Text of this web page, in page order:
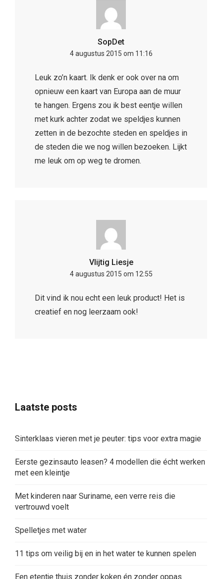
SopDet
4 augustus 2015 om 11:16
Leuk zo’n kaart. Ik denk er ook over na om
opnieuw een kaart van Europa aan de muur
te hangen. Ergens zou ik best eentje willen
met kurk achter zodat we speldjes kunnen
zetten in de bezochte steden en speldjes in
de steden die we nog willen bezoeken. Lijkt
me leuk om op weg te dromen.
Vlijtig Liesje
4 augustus 2015 om 12:55
Dit vind ik nou echt een leuk product! Het is
creatief en nog leerzaam ook!
Laatste posts
Sinterklaas vieren met je peuter: tips voor extra magie
Eerste gezinsauto leasen? 4 modellen die écht werken
met een kleintje
Met kinderen naar Suriname, een verre reis die
vertrouwd voelt
Spelletjes met water
11 tips om veilig bij en in het water te kunnen spelen
Een etentje thuis zonder koken én zonder oppas